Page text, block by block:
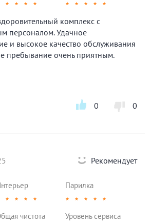
★ ★ ★ ★ ★ ★ ★ ★ ★
комплекс с
персоналом. Удачное
и высокое качество обслуживания
пребывание очень приятным.
0 0
Рекомендует
★ ★ ★ ★
Парилка
★ ★ ★ ★ ★
чистота Уровень сервиса